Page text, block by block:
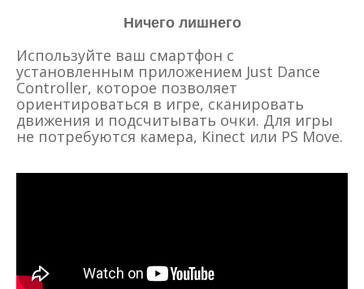
Ничего лишнего
Используйте ваш смартфон с
установленным приложением Just Dance
Controller, которое позволяет
ориентироваться в игре, сканировать
движения и подсчитывать очки. Для игры
не потребуются камера, Kinect или PS Move.